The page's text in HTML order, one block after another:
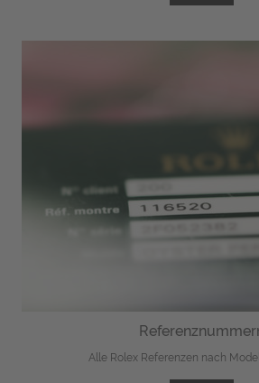
Alle Rolex Referenzen nach